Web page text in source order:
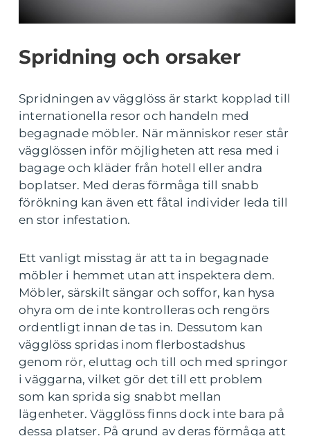
Spridning och orsaker
Spridningen av vägglöss är starkt kopplad till
internationella resor och handeln med
begagnade möbler. När människor reser står
vägglössen inför möjligheten att resa med i
bagage och kläder från hotell eller andra
boplatser. Med deras förmåga till snabb
förökning kan även ett fåtal individer leda till
en stor infestation.
Ett vanligt misstag är att ta in begagnade
möbler i hemmet utan att inspektera dem.
Möbler, särskilt sängar och soffor, kan hysa
ohyra om de inte kontrolleras och rengörs
ordentligt innan de tas in. Dessutom kan
vägglöss spridas inom flerbostadshus
genom rör, eluttag och till och med springor
i väggarna, vilket gör det till ett problem
som kan sprida sig snabbt mellan
lägenheter. Vägglöss finns dock inte bara på
dessa platser. På grund av deras förmåga att